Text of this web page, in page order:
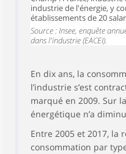
industrie de l'énergie, y
établissements de 20
Source : Insee, enquête
dans l'industrie (EACEI).
En dix ans, la
l’industrie s’est
marqué en 2009. Sur
énergétique n’a
Entre 2005 et 2017, la
consommation par